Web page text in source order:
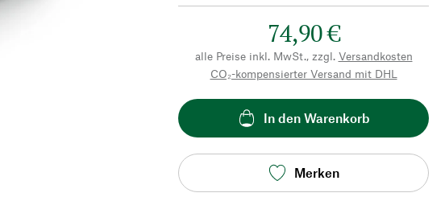
74,90 €
alle Preise inkl. MwSt., zzgl. Versandkosten
CO₂-kompensierter Versand mit DHL
In den Warenkorb
Merken